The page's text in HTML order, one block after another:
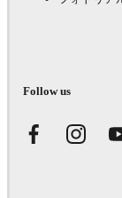
Follow us